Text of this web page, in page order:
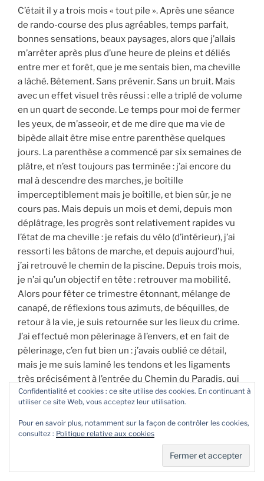
C’était il y a trois mois « tout pile ». Après une séance
de rando-course des plus agréables, temps parfait,
bonnes sensations, beaux paysages, alors que j’allais
m’arrêter après plus d’une heure de pleins et déliés
entre mer et forêt, que je me sentais bien, ma cheville
a lâché. Bêtement. Sans prévenir. Sans un bruit. Mais
avec un effet visuel très réussi : elle a triplé de volume
en un quart de seconde. Le temps pour moi de fermer
les yeux, de m’asseoir, et de me dire que ma vie de
bipède allait être mise entre parenthèse quelques
jours. La parenthèse a commencé par six semaines de
plâtre, et n’est toujours pas terminée : j’ai encore du
mal à descendre des marches, je boîtille
imperceptiblement mais je boîtille, et bien sûr, je ne
cours pas. Mais depuis un mois et demi, depuis mon
déplâtrage, les progrès sont relativement rapides vu
l’état de ma cheville : je refais du vélo (d’intérieur), j’ai
ressorti les bâtons de marche, et depuis aujourd’hui,
j’ai retrouvé le chemin de la piscine. Depuis trois mois,
je n’ai qu’un objectif en tête : retrouver ma mobilité.
Alors pour fêter ce trimestre étonnant, mélange de
canapé, de réflexions tous azimuts, de béquilles, de
retour à la vie, je suis retournée sur les lieux du crime.
J’ai effectué mon pèlerinage à l’envers, et en fait de
pèlerinage, c’en fut bien un : j’avais oublié ce détail,
mais je me suis laminé les tendons et les ligaments
très précisément à l’entrée du Chemin du Paradis, qui
mène vers une toute petite église perdue dans les
bois. Je sors peu à peu du purgatoire, pour entrer dans
mon petit paradis : je sais ce qu’il en coûte de faire un
pas devant l’autre, je sais la chance de tenir debout,
petite miracle d’équilibre, et je sais le bonheur de
Confidentialité et cookies : ce site utilise des cookies. En continuant à
utiliser ce site Web, vous acceptez leur utilisation.
Pour en savoir plus, notamment sur la façon de contrôler les cookies,
consultez : Politique relative aux cookies